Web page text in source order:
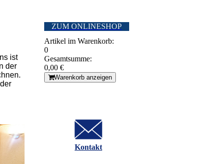
ist
der
ZUM ONLINESHOP
Artikel im Warenkorb:
0
Gesamtsumme:
0,00 €
Warenkorb anzeigen
Kontakt